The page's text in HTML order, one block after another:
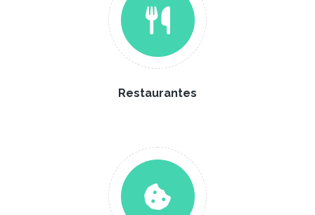
Restaurantes